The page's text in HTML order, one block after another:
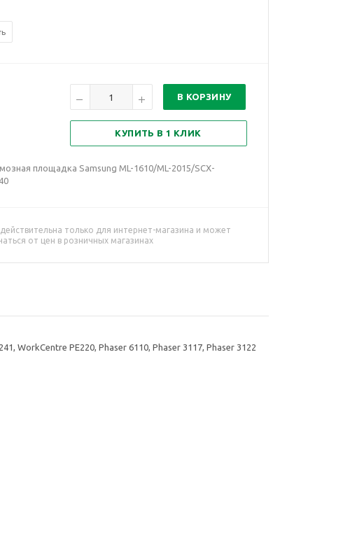
В КОРЗИНУ
КУПИТЬ В 1 КЛИК
площадка Samsung ML-1610/ML-2015/SCX-
только для интернет-магазина и может
от цен в розничных магазинах
WorkCentre РE220, Phaser 6110, Phaser 3117, Phaser 3122